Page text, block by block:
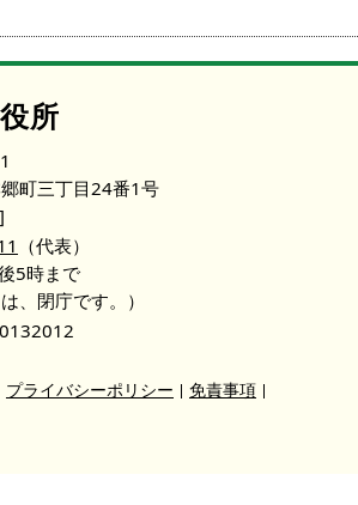
所
町三丁目24番1号
（代表）
5時まで
、閉庁です。）
プライバシーポリシー
免責事項